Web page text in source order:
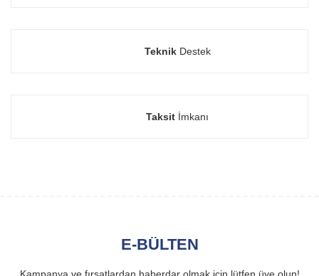
TeknikDestek
Taksit İmkanı
E-BÜLTEN